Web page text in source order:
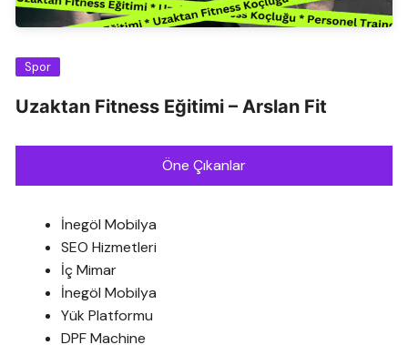
Spor
Uzaktan Fitness Eğitimi – Arslan Fit
Öne Çıkanlar
İnegöl Mobilya
SEO Hizmetleri
İç Mimar
İnegöl Mobilya
Yük Platformu
DPF Machine